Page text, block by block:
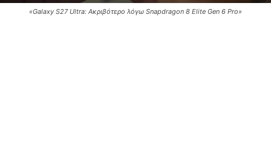
«Galaxy S27 Ultra: Ακριβότερο λόγω Snapdragon 8 Elite Gen 6 Pro»